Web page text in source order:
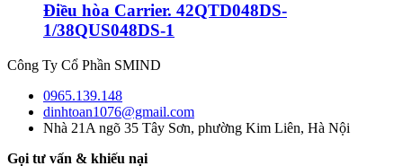
Điều hòa Carrier. 42QTD048DS-
1/38QUS048DS-1
Công Ty Cổ Phần SMIND
0965.139.148
dinhtoan1076@gmail.com
Nhà 21A ngõ 35 Tây Sơn, phường Kim Liên, Hà Nội
Gọi tư vấn & khiếu nại